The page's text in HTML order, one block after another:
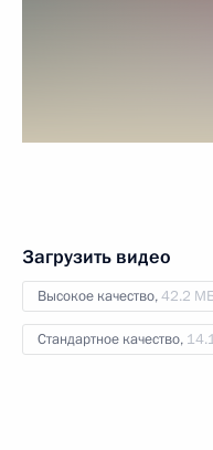
Загрузить видео
Высокое качество,42.2
Стандартное качество,